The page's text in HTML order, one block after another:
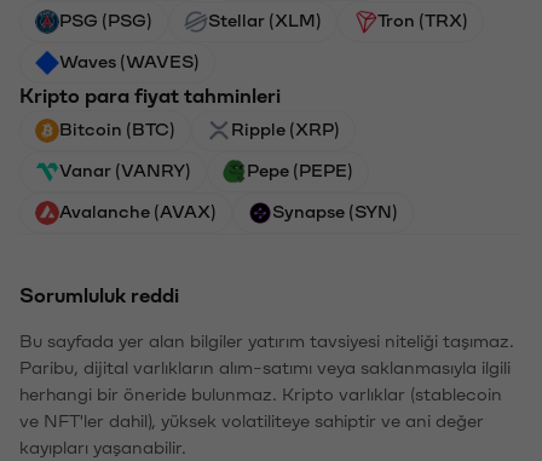
PSG (PSG) Stellar (XLM) Tron (TRX)
Waves (WAVES)
Kripto para fiyat tahminleri
Bitcoin (BTC) Ripple (XRP)
Vanar (VANRY) Pepe (PEPE)
Avalanche (AVAX) Synapse (SYN)
Sorumluluk reddi
Bu sayfada yer alan bilgiler yatırım tavsiyesi niteliği taşımaz.
Paribu, dijital varlıkların alım-satımı veya saklanmasıyla ilgili
herhangi bir öneride bulunmaz. Kripto varlıklar (stablecoin
ve NFT'ler dahil), yüksek volatiliteye sahiptir ve ani değer
kayıpları yaşanabilir.